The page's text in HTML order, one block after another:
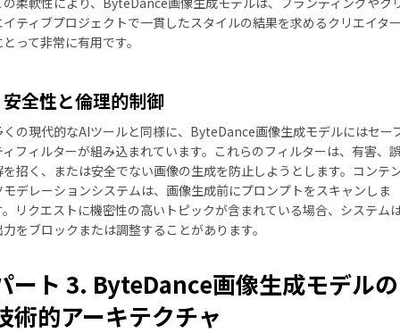
イティブプロジェクトで一貫したスタイルの結果を求めるクリエイタ
って非常に有用です。
安全性と倫理的制御
くの現代的なAIツールと同様に、ByteDance画像生成モデルにはセー
ィフィルターが組み込まれています。これらのフィルターは、有害、
を招く、または安全でない画像の生成を防止しようとします。コンテ
モデレーションシステムは、画像生成前にプロンプトをスキャンしま
。リクエストに機密性の高いトピックが含まれている場合、システム
をブロックまたは調整することがあります。
ート 3. ByteDance画像生成モデルの
術的アーキテクチャ